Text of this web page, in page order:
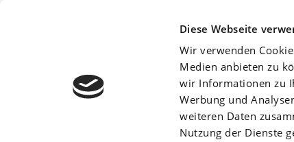
Diese Webseite
Wir verwenden
Medien anbieten zu
wir Informationen zu
Werbung und
weiteren Daten
Nutzung der Dienste
21. Januar 2019